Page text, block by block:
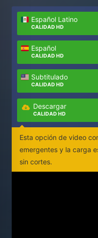
Español Latino
CALIDAD HD
Español
CALIDAD HD
Subtitulado
CALIDAD HD
Descargar
CALIDAD HD
Esta opción de video
emergentes y la carga
sin cortes.